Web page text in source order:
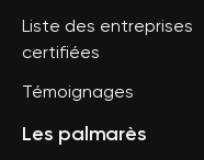
Liste des entreprises
certifiées
Témoignages
Les palmarès